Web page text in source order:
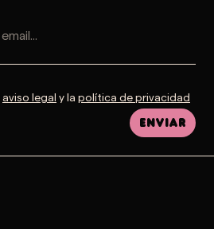
aviso legal y la política de privacidad
Enviar